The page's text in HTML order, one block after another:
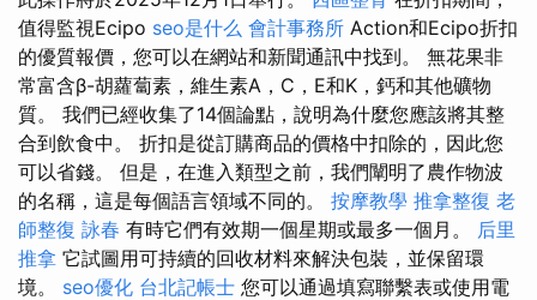
值得監視Ecipo seo是什么 會計事務所 Action和Ecipo折扣
的優質報價，您可以在網站和新聞通訊中找到。 無花果非
常富含β-胡蘿蔔素，維生素A，C，E和K，鈣和其他礦物
質。 我們已經收集了14個論點，說明為什麼您應該將其整
合到飲食中。 折扣是從訂購商品的價格中扣除的，因此您
可以省錢。 但是，在進入類型之前，我們闡明了農作物波
的名稱，這是每個語言領域不同的。 按摩教學 推拿整復 老
師整復 詠春 有時它們有效期一個星期或最多一個月。 后里
推拿 它試圖用可持續的回收材料來解決包裝，並保留環
境。 seo優化 台北記帳士 您可以通過填寫聯繫表或使用電